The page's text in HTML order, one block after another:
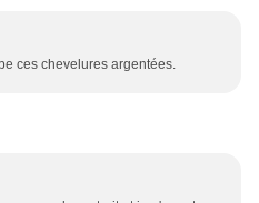
ces chevelures argentées.